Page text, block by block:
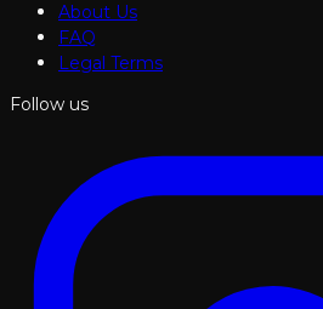
About Us
FAQ
Legal Terms
Follow us